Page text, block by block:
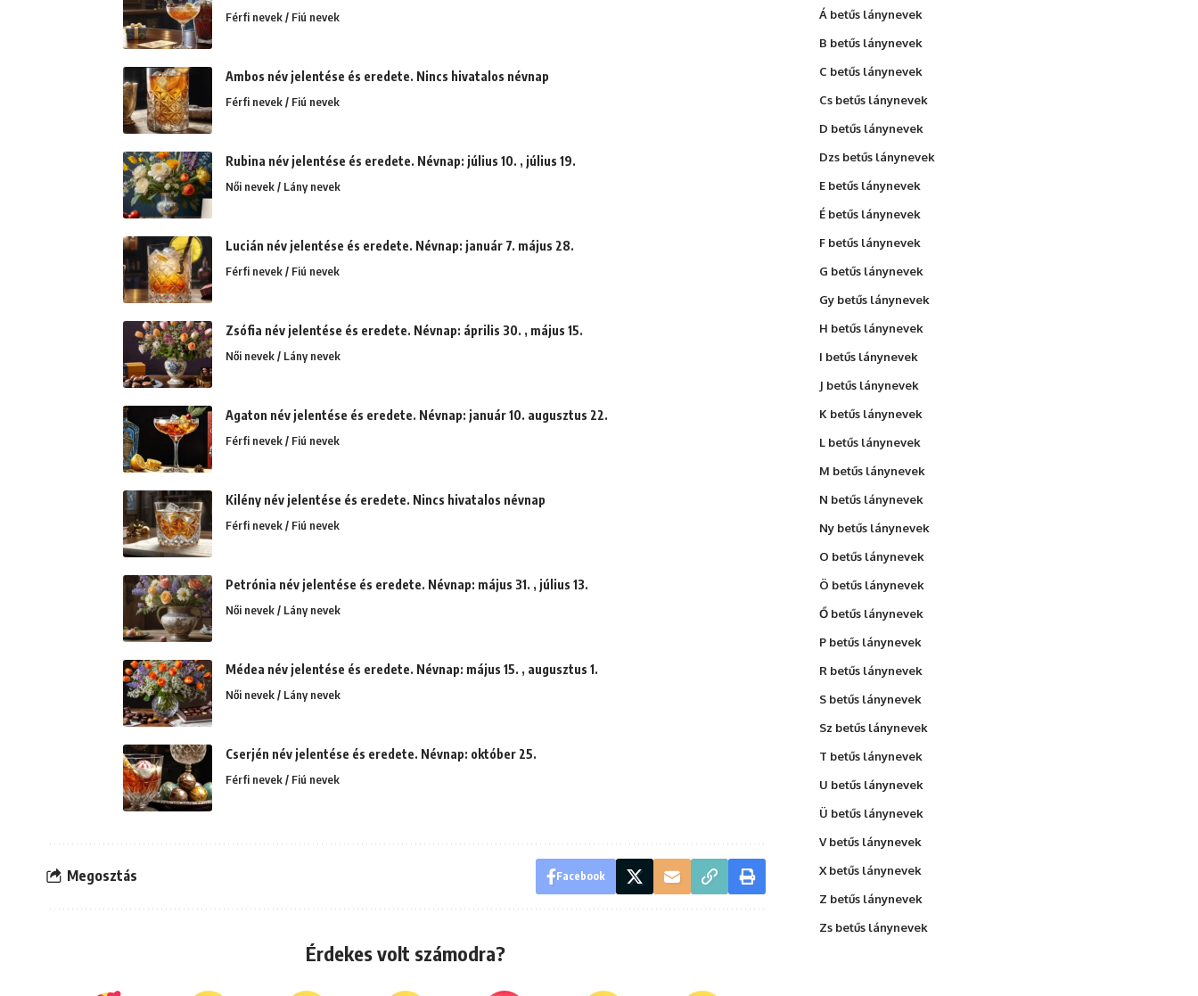
Férfi nevek / Fiú nevek
Ambos név jelentése és eredete. Nincs hivatalos névnap
Férfi nevek / Fiú nevek
Rubina név jelentése és eredete. Névnap: július 10. , július 19.
Női nevek / Lány nevek
Lucián név jelentése és eredete. Névnap: január 7. május 28.
Férfi nevek / Fiú nevek
Zsófia név jelentése és eredete. Névnap: április 30. , május 15.
Női nevek / Lány nevek
Agaton név jelentése és eredete. Névnap: január 10. augusztus 22.
Férfi nevek / Fiú nevek
Kilény név jelentése és eredete. Nincs hivatalos névnap
Férfi nevek / Fiú nevek
Petrónia név jelentése és eredete. Névnap: május 31. , július 13.
Női nevek / Lány nevek
Médea név jelentése és eredete. Névnap: május 15. , augusztus 1.
Női nevek / Lány nevek
Cserjén név jelentése és eredete. Névnap: október 25.
Férfi nevek / Fiú nevek
Megosztás Facebook
Érdekes volt számodra?
Á betűs lánynevek
B betűs lánynevek
C betűs lánynevek
Cs betűs lánynevek
D betűs lánynevek
Dzs betűs lánynevek
E betűs lánynevek
É betűs lánynevek
F betűs lánynevek
G betűs lánynevek
Gy betűs lánynevek
H betűs lánynevek
I betűs lánynevek
J betűs lánynevek
K betűs lánynevek
L betűs lánynevek
M betűs lánynevek
N betűs lánynevek
Ny betűs lánynevek
O betűs lánynevek
Ö betűs lánynevek
Ő betűs lánynevek
P betűs lánynevek
R betűs lánynevek
S betűs lánynevek
Sz betűs lánynevek
T betűs lánynevek
U betűs lánynevek
Ü betűs lánynevek
V betűs lánynevek
X betűs lánynevek
Z betűs lánynevek
Zs betűs lánynevek